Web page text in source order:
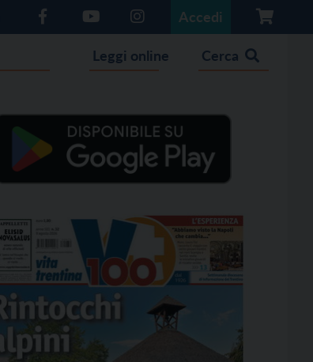
Accedi
Leggi online Cerca